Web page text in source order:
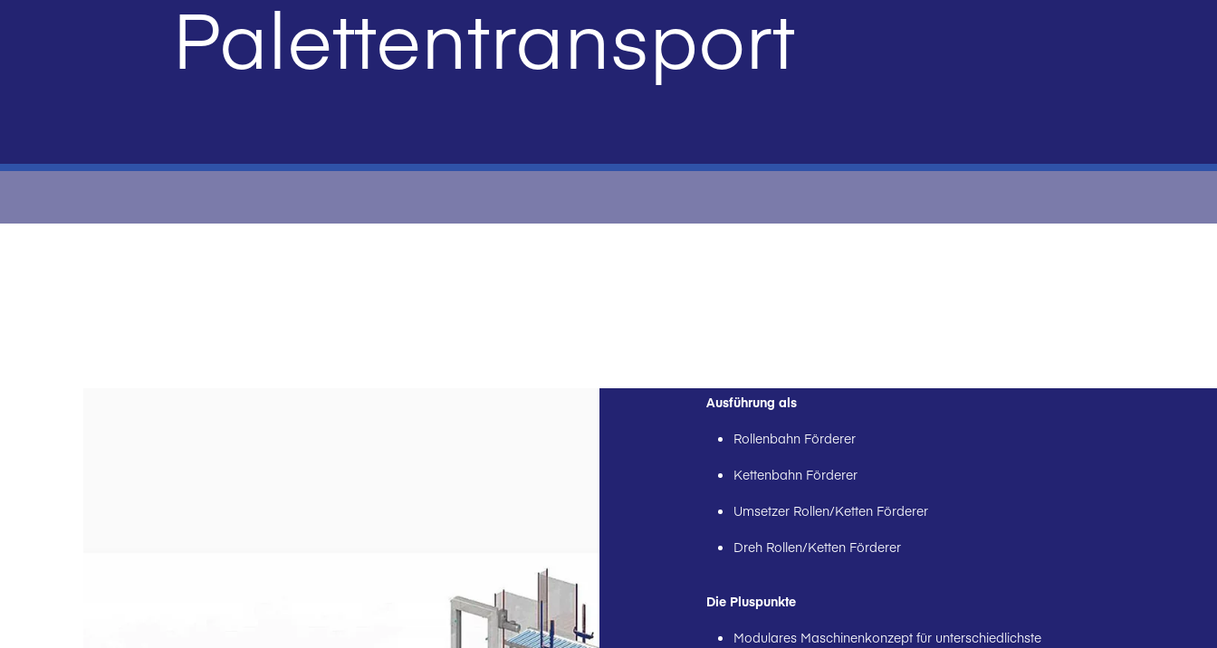
Palettentransport
Ausführung als
Rollenbahn Förderer
Kettenbahn Förderer
Umsetzer Rollen/Ketten Förderer
Dreh Rollen/Ketten Förderer
Die Pluspunkte
Modulares Maschinenkonzept für unterschiedlichste